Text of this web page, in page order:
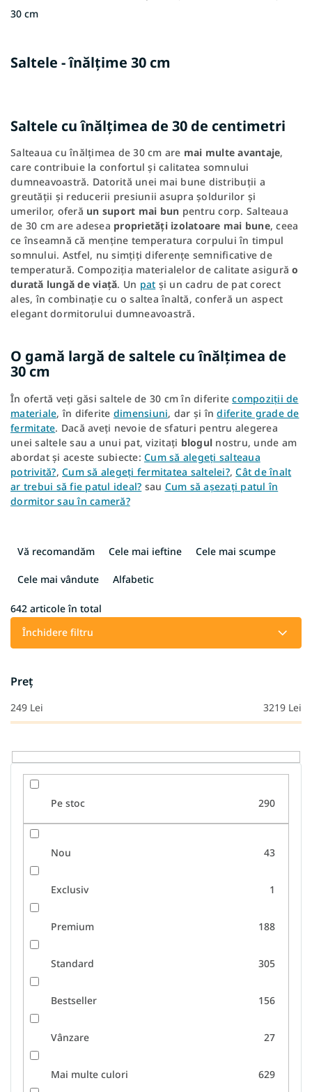
30 cm
Saltele - înălţime 30 cm
Saltele cu înălțimea de 30 de centimetri
Salteaua cu înălțimea de 30 cm are mai multe avantaje,
care contribuie la confortul și calitatea somnului
dumneavoastră. Datorită unei mai bune distribuții a
greutății și reducerii presiunii asupra șoldurilor și
umerilor, oferă un suport mai bun pentru corp. Salteaua
de 30 cm are adesea proprietăți izolatoare mai bune, ceea
ce înseamnă că menține temperatura corpului în timpul
somnului. Astfel, nu simțiți diferențe semnificative de
temperatură. Compoziția materialelor de calitate asigurăo
durată lungă de viață. Un pat și un cadru de pat corect
ales, în combinație cu o saltea înaltă, conferă un aspect
elegant dormitorului dumneavoastră.
O gamă largă de saltele cu înălțimea de
30 cm
În ofertă veți găsi saltele de 30 cm în diferitecompoziții de
materiale, în diferite dimensiuni, dar și îndiferite grade de
fermitate. Dacă aveți nevoie de sfaturi pentru alegerea
unei saltele sau a unui pat, vizitați blogul nostru, unde am
abordat și aceste subiecte: Cum să alegeți salteaua
potrivită?, Cum să alegeți fermitatea saltelei?,Cât de înalt
ar trebui să fie patul ideal? sau Cum să așezați patul în
dormitor sau în cameră?
e
e
t
p
r
o
u
s
Vă recomandăm Cele mai ieftine Cele mai scumpe
Cele mai vândute Alfabetic
642 articole în total
Închidere filtru
Preţ
249 Lei 3219 Lei
Pe stoc 290
Nou 43
Exclusiv 1
Premium 188
Standard 305
Bestseller 156
Vânzare 27
Mai multe culori 629